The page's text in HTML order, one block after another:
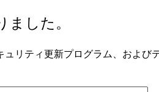
した。
リティ更新プログラム、および